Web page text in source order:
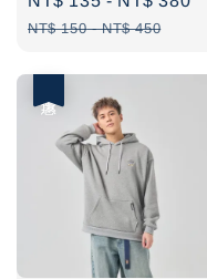
price
NT$ 150-NT$ 450